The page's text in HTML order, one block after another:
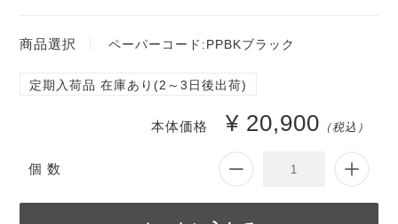
商品選択 ペーパーコード:PPBKブラック
定期入荷品 在庫あり(2～3日後出荷)
個 数
本体価格 ¥ 20,900 （税込）